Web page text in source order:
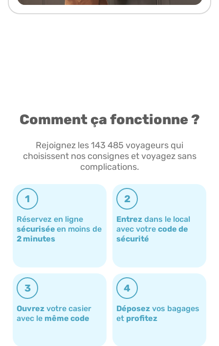
Comment ça fonctionne ?
Rejoignez les 143 485 voyageurs qui
choisissent nos consignes et voyagez sans
complications.
1
Réservez en ligne
sécurisée en moins de
2 minutes
2
Entrez dans le local
avec votre code de
sécurité
3
Ouvrez votre casier
avec le même code
4
Déposez vos bagages
et profitez